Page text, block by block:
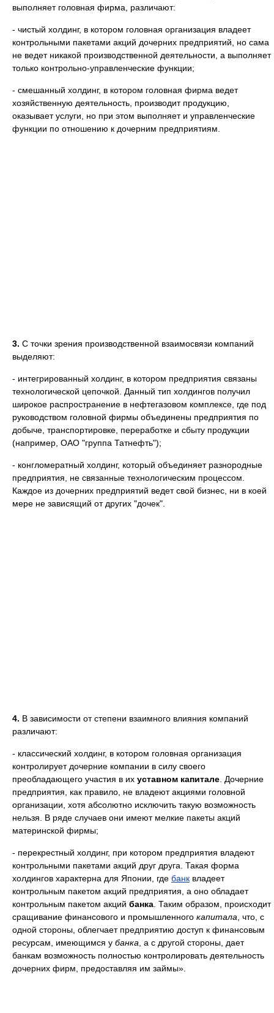
выполняет головная фирма, различают:
- чистый холдинг, в котором головная организация владеет
контрольными пакетами акций дочерних предприятий, но сама
не ведет никакой производственной деятельности, а выполняет
только контрольно-управленческие функции;
- смешанный холдинг, в котором головная фирма ведет
хозяйственную деятельность, производит продукцию,
оказывает услуги, но при этом выполняет и управленческие
функции по отношению к дочерним предприятиям.
3. С точки зрения производственной взаимосвязи компаний
выделяют:
- интегрированный холдинг, в котором предприятия связаны
технологической цепочкой. Данный тип холдингов получил
широкое распространение в нефтегазовом комплексе, где под
руководством головной фирмы объединены предприятия по
добыче, транспортировке, переработке и сбыту продукции
(например, ОАО "группа Татнефть");
- конгломератный холдинг, который объединяет разнородные
предприятия, не связанные технологическим процессом.
Каждое из дочерних предприятий ведет свой бизнес, ни в коей
мере не зависящий от других "дочек".
4. В зависимости от степени взаимного влияния компаний
различают:
- классический холдинг, в котором головная организация
контролирует дочерние компании в силу своего
преобладающего участия в их уставном капитале . Дочерние
предприятия, как правило, не владеют акциями головной
организации, хотя абсолютно исключить такую возможность
нельзя. В ряде случаев они имеют мелкие пакеты акций
материнской фирмы;
- перекрестный холдинг, при котором предприятия владеют
контрольными пакетами акций друг друга. Такая форма
холдингов характерна для Японии, где банк владеет
контрольным пакетом акций предприятия, а оно обладает
контрольным пакетом акций банка . Таким образом, происходит
сращивание финансового и промышленного капитала , что, с
одной стороны, облегчает предприятию доступ к финансовым
ресурсам, имеющимся у банка , а с другой стороны, дает
банкам возможность полностью контролировать деятельность
дочерних фирм, предоставляя им займы».